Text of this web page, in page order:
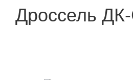
Дроссель